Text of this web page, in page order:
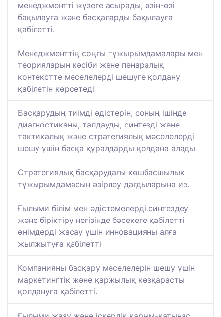
менеджментті жүзеге асырады, өзін-өзі
бақылауға және басқаларды бақылауға
қабілетті.
Менеджменттің соңғы тұжырымдамалары мен
теорияларын кәсіби және пәнаралық
контекстте мәселелерді шешуге қолдану
қабілетін көрсетеді
Басқарудың тиімді әдістерін, соның ішінде
диагностиканы, талдауды, синтезді және
тактикалық және стратегиялық мәселелерді
шешу үшін басқа құралдарды қолдана алады
Стратегиялық басқарудағы көшбасшылық
тұжырымдамасын әзірлеу дағдыларына ие.
Ғылыми білім мен әдістемелерді синтездеу
және біріктіру негізінде бәсекеге қабілетті
өнімдерді жасау үшін инновацияны алға
жылжытуға қабілетті
Компанияны басқару мәселелерін шешу үшін
маркетингтік және қаржылық көзқарасты
қолдануға қабілетті.